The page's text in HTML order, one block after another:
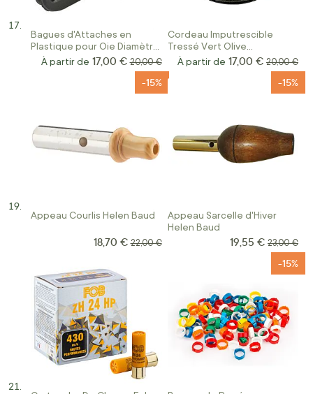
Bagues d'Attaches en
Plastique pour Oie Diamètre
18 MM
À partir de 17,00 € Prix normal
20,00 €
Cordeau Imputrescible
Tressé Vert Olive
Polypropylène
À partir de 17,00 € Prix
20,00 €
Appeau Courlis Helen Baud
-15%
Prix Spécial
18,70 € Prix normal
22,00 €
Appeau Sarcelle d'Hiver
Helen Baud
-15%
Prix Spécial
19,55 € Prix
23,00 €
-15%